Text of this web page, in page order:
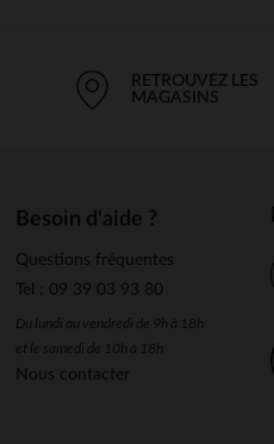
RETROUVEZ LES
MAGASINS
Besoin d'aide ?
Questions fréquentes
Tel : 09 39 03 93 80
Du lundi au vendredi de 9h à 18h
et le samedi de 10h à 18h
Nous contacter